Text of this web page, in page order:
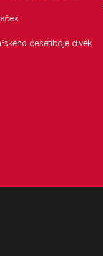
desetiboje dívek